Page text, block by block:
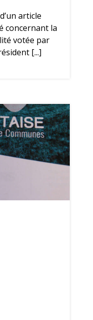
article
concernant la
votée par
[...]